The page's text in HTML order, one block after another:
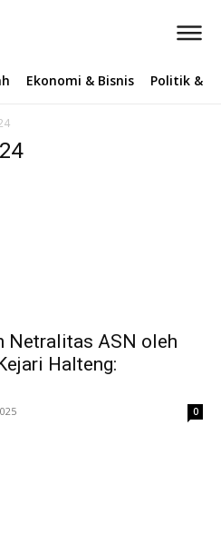
Ekonomi & Bisnis Politik &
Netralitas ASN oleh
Halteng:
0